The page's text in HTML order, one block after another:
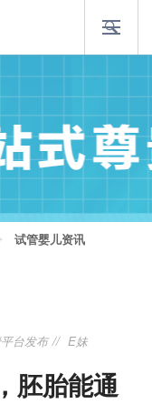
试管婴儿资讯
台发布
E妹
胚胎能通